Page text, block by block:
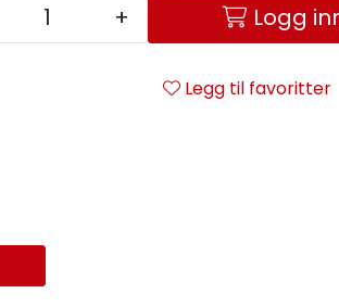
+ Logg
Legg til favoritter